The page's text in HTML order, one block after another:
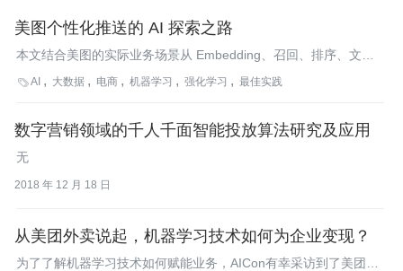
美图个性化推送的 AI 探索之路
本文结合美图的实际业务场景从 Embedding、召回、排序、文
案、内容池等多个方面介绍如何打造一个良好的 push 场景。
AI 大数据 电商 机器学习 强化学习 最佳实践
数字营销领域的千人千面智能投放算法研究及应用
无
2018 年 12 月 18 日
从美团外卖说起，机器学习技术如何为企业变现？
为了了解机器学习技术如何赋能业务，AICon有幸采访到了美团点